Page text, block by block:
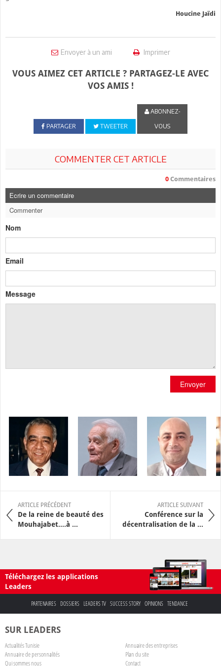
Houcine Jaïdi
Envoyer à un ami Imprimer
VOUS AIMEZ CET ARTICLE ? PARTAGEZ-LE AVEC
VOS AMIS !
PARTAGER TWEETER
ABONNEZ-
VOUS
COMMENTER CET ARTICLE
0 Commentaires
Ecrire un commentaire
Commenter
Nom
Email
Message
Envoyer
ARTICLE PRÉCÉDENT
De la reine de beauté des
Mouhajabet….à ...
ARTICLE SUIVANT
Conférence sur la
décentralisation de la ...
Téléchargez les applications
Leaders
PARTENAIRES DOSSIERS LEADERS TV SUCCESS STORY OPINIONS TENDANCE
SUR LEADERS
Actualités Tunisie
Annuaire des entreprises
Annuaire de personnalités
Plan du site
Qui sommes nous
Contact